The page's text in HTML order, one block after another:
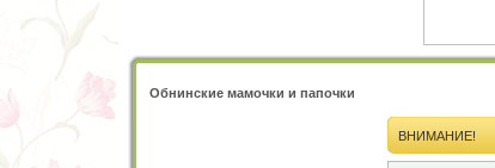
Обнинские мамочки и папочки
ВНИМАНИЕ!